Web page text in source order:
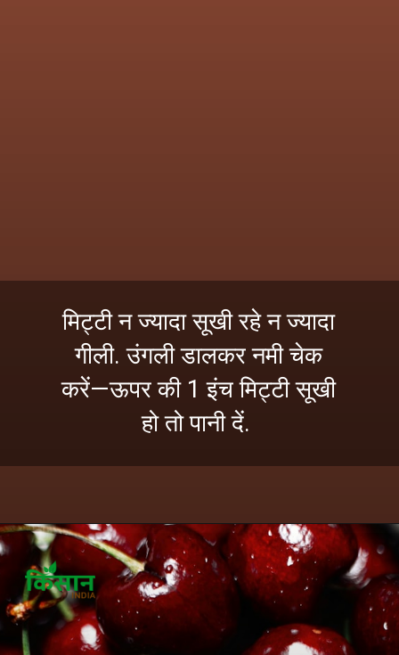
मिट्टी न ज्यादा सूखी रहे न ज्यादा
गीली. उंगली डालकर नमी चेक
करें—ऊपर की 1 इंच मिट्टी सूखी
हो तो पानी दें.